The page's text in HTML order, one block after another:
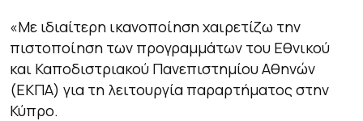
«Με ιδιαίτερη ικανοποίηση χαιρετίζω την
πιστοποίηση των προγραμμάτων του Εθνικού
και Καποδιστριακού Πανεπιστημίου Αθηνών
(ΕΚΠΑ) για τη λειτουργία παραρτήματος στην
Κύπρο.